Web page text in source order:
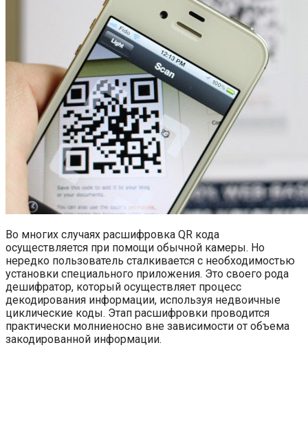
Во многих случаях расшифровка QR кода
осуществляется при помощи обычной камеры. Но
нередко пользователь сталкивается с необходимостью
установки специального приложения. Это своего рода
дешифратор, который осуществляет процесс
декодирования информации, используя недвоичные
циклические коды. Этап расшифровки проводится
практически молниеносно вне зависимости от объема
закодированной информации.